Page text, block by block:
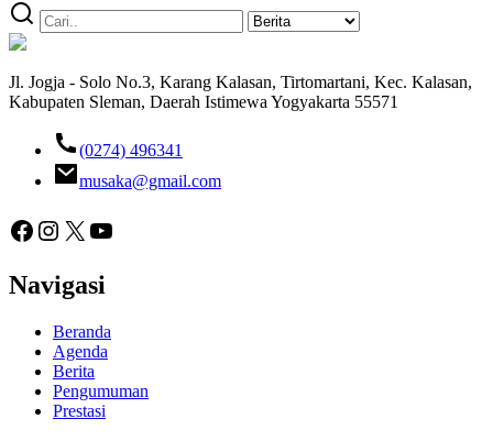
Jl. Jogja - Solo No.3, Karang Kalasan, Tirtomartani, Kec. Kalasan,
Kabupaten Sleman, Daerah Istimewa Yogyakarta 55571
(0274) 496341
musaka@gmail.com
Facebook
Instagram
X YouTube
Navigasi
Beranda
Agenda
Berita
Pengumuman
Prestasi